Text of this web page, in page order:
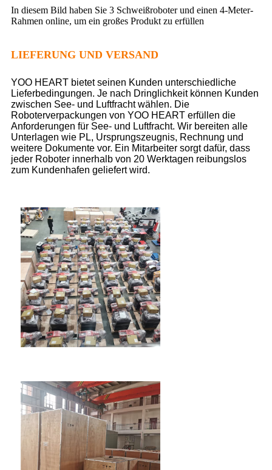
In diesem Bild haben Sie 3 Schweißroboter und einen 4-Meter-
Rahmen online, um ein großes Produkt zu erfüllen
LIEFERUNG UND VERSAND
YOO HEART bietet seinen Kunden unterschiedliche
Lieferbedingungen. Je nach Dringlichkeit können Kunden
zwischen See- und Luftfracht wählen. Die
Roboterverpackungen von YOO HEART erfüllen die
Anforderungen für See- und Luftfracht. Wir bereiten alle
Unterlagen wie PL, Ursprungszeugnis, Rechnung und
weitere Dokumente vor. Ein Mitarbeiter sorgt dafür, dass
jeder Roboter innerhalb von 20 Werktagen reibungslos
zum Kundenhafen geliefert wird.